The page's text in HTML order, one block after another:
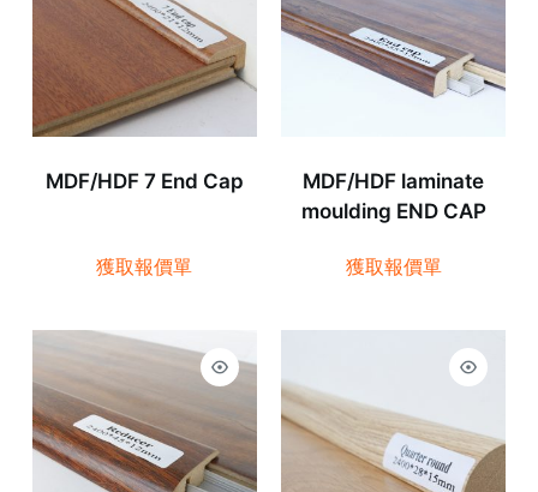
MDF/HDF 7 End Cap
獲取報價單
MDF/HDF laminate
moulding END CAP
獲取報價單